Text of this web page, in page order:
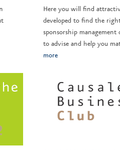
Here you will find
developed to find the
sponsorship
to advise and help you
more